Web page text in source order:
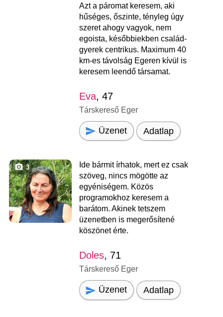
Azt a páromat keresem, aki
hűséges, őszinte, tényleg úgy
szeret ahogy vagyok, nem
egoista, későbbiekben család-
gyerek centrikus. Maximum 40
km-es távolság Egeren kívül is
keresem leendő társamat.
Eva, 47
Társkereső Eger
Üzenet Adatlap
3
Ide bármit írhatok, mert ez csak
szöveg, nincs mögötte az
egyéniségem. Közös
programokhoz keresem a
barátom. Akinek tetszem
üzenetben is megerősítené
köszönet érte.
Doles, 71
Társkereső Eger
Üzenet Adatlap